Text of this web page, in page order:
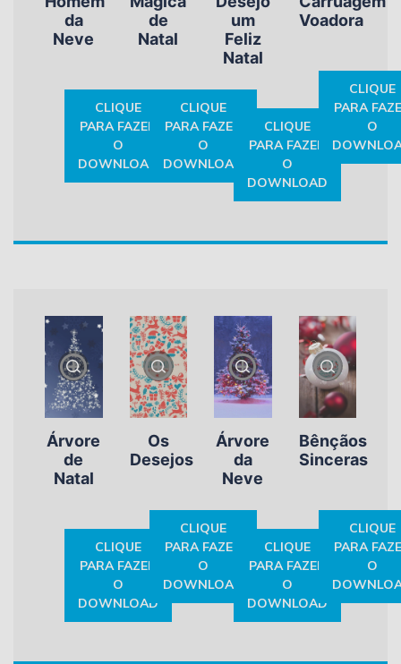
da
Neve
CLIQUE
PARA FAZER
O
DOWNLOAD
de
Natal
CLIQUE
PARA FAZER
O
DOWNLOAD
um
Feliz
Natal
CLIQUE
PARA FAZER
O
DOWNLOAD
Voadora
CLIQUE
PARA
O
Árvore
de
Natal
CLIQUE
PARA FAZER
O
DOWNLOAD
Os
Desejos
CLIQUE
PARA FAZER
O
DOWNLOAD
Árvore
da
Neve
CLIQUE
PARA FAZER
O
DOWNLOAD
Bênçãos
Sinceras
CLIQUE
PARA
O